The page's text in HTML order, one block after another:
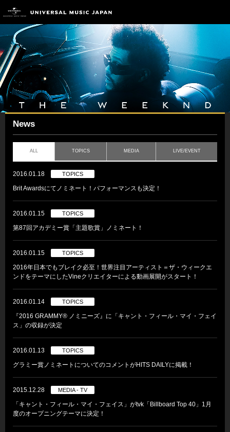
News
ALL TOPICS MEDIA LIVE/EVENT
2016.01.18 TOPICS
Brit Awardsにてノミネート！パフォーマンスも決定！
2016.01.15 TOPICS
第87回アカデミー賞「主題歌賞」ノミネート！
2016.01.15 TOPICS
2016年日本でもブレイク必至！世界注目アーティスト＝ザ・ウィークエ
ンドをテーマにしたVineクリエイターによる動画展開がスタート！
2016.01.14 TOPICS
『2016 GRAMMY® ノミニーズ』に「キャント・フィール・マイ・フェイ
ス」の収録が決定
2016.01.13 TOPICS
グラミー賞ノミネートについてのコメントがHITS DAILYに掲載！
2015.12.28 MEDIA - TV
「キャント・フィール・マイ・フェイス」がtvk「Billboard Top 40」1月
度のオープニングテーマに決定！